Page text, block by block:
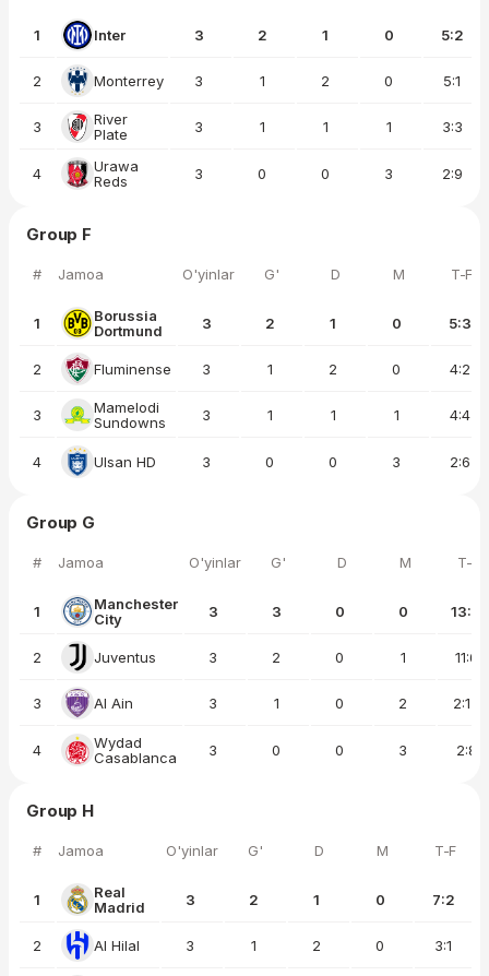
1 Inter 3 2 1 0 5:2
2 Monterrey 3 1 2 0 5:1
3
River
Plate
3 1 1 1 3:3
4
Urawa
Reds
3 0 0 3 2:9
Group F
# Jamoa O'yinlar G' D M T-F
1
Borussia
Dortmund
3 2 1 0 5:3
2 Fluminense 3 1 2 0 4:2
3
Mamelodi
Sundowns
3 1 1 1 4:4
4 Ulsan HD 3 0 0 3 2:6
Group G
# Jamoa O'yinlar G' D M T-F
1
Manchester
City
3 3 0 0 13:2
2 Juventus 3 2 0 1 11:6
3 Al Ain 3 1 0 2 2:12
4
Wydad
Casablanca
3 0 0 3 2:8
Group H
# Jamoa O'yinlar G' D M T-F
1
Real
Madrid
3 2 1 0 7:2
2 Al Hilal 3 1 2 0 3:1